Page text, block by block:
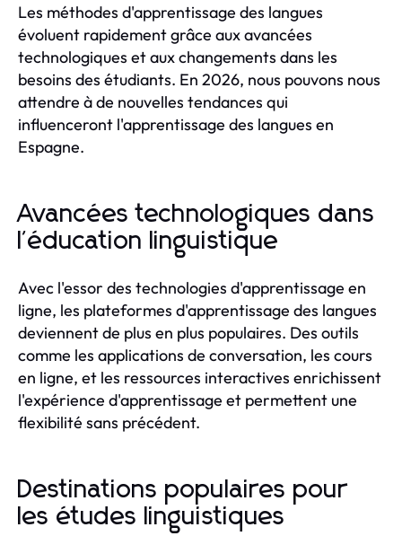
Les méthodes d'apprentissage des langues
évoluent rapidement grâce aux avancées
technologiques et aux changements dans les
besoins des étudiants. En 2026, nous pouvons nous
attendre à de nouvelles tendances qui
influenceront l'apprentissage des langues en
Espagne.
Avancées technologiques dans
l'éducation linguistique
Avec l'essor des technologies d'apprentissage en
ligne, les plateformes d'apprentissage des langues
deviennent de plus en plus populaires. Des outils
comme les applications de conversation, les cours
en ligne, et les ressources interactives enrichissent
l'expérience d'apprentissage et permettent une
flexibilité sans précédent.
Destinations populaires pour
les études linguistiques